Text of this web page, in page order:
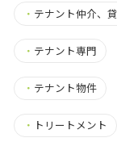
・ テナント仲介、
・ テナント専門
・ テナント物件
・ トリートメント